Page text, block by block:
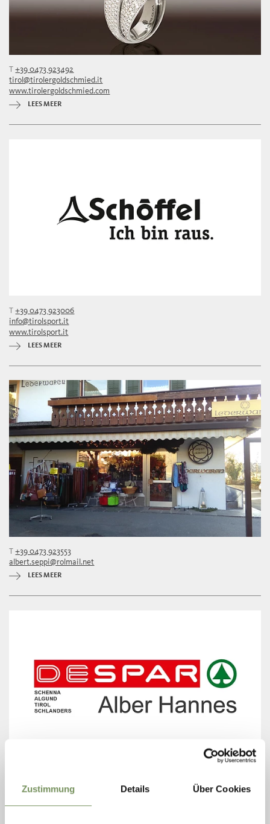
Zustimmung Details Über Cookies
T+39 0473 923492
tirol@tirolergoldschmied.it
www.tirolergoldschmied.com
LEES MEER
T+39 0473 923006
info@tirolsport.it
www.tirolsport.it
LEES MEER
T+39 0473 923553
albert.seppi@rolmail.net
LEES MEER
hannesalber88@gmail.com
LEES MEER